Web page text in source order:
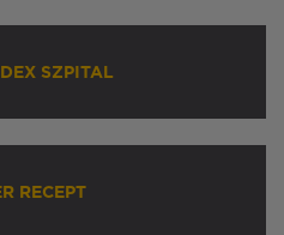
SZPITAL
RECEPT